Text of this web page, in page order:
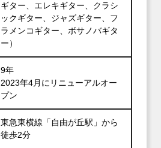
ギター、エレキギター、クラシ
ックギター、ジャズギター、フ
ラメンコギター、ボサノバギタ
ー）
9年
2023年4月にリニューアルオー
プン
東急東横線「自由が丘駅」から
徒歩2分